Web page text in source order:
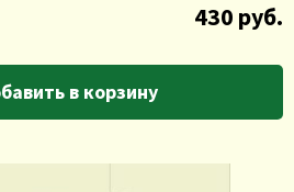
430 руб.
в корзину